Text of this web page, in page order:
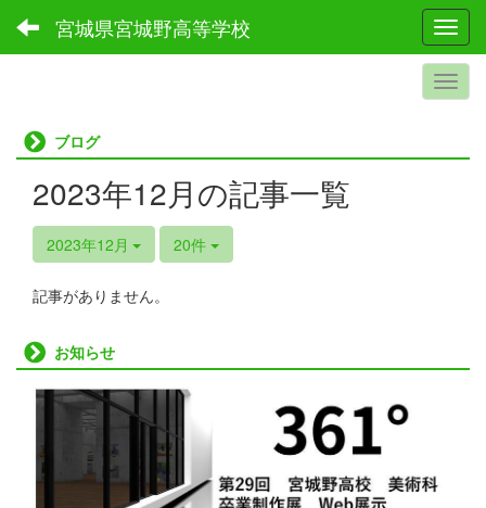
宮城県宮城野高等学校
ブログ
2023年12月の記事一覧
2023年12月 20件
記事がありません。
お知らせ